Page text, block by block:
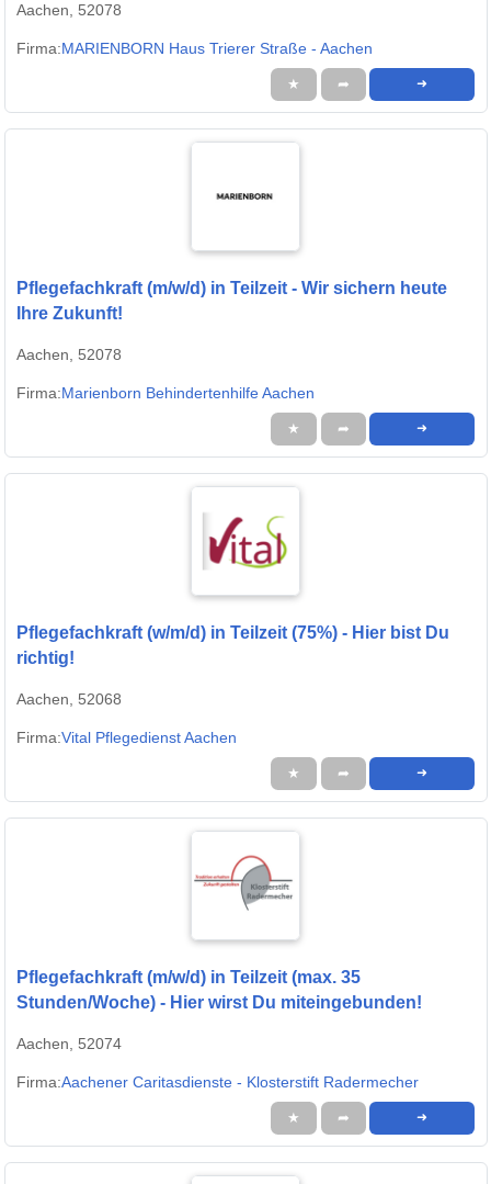
Aachen, 52078
Firma:MARIENBORN Haus Trierer Straße - Aachen
★ ➦ ➜
Pflegefachkraft (m/w/d) in Teilzeit - Wir sichern heute
Ihre Zukunft!
Aachen, 52078
Firma:Marienborn Behindertenhilfe Aachen
★ ➦ ➜
Pflegefachkraft (w/m/d) in Teilzeit (75%) - Hier bist Du
richtig!
Aachen, 52068
Firma:Vital Pflegedienst Aachen
★ ➦ ➜
Pflegefachkraft (m/w/d) in Teilzeit (max. 35
Stunden/Woche) - Hier wirst Du miteingebunden!
Aachen, 52074
Firma:Aachener Caritasdienste - Klosterstift Radermecher
★ ➦ ➜